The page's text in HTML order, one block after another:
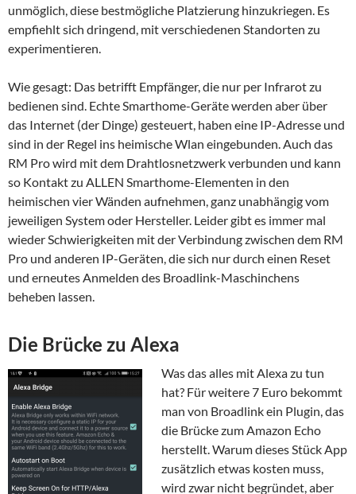
unmöglich, diese bestmögliche Platzierung hinzukriegen. Es
empfiehlt sich dringend, mit verschiedenen Standorten zu
experimentieren.
Wie gesagt: Das betrifft Empfänger, die nur per Infrarot zu
bedienen sind. Echte Smarthome-Geräte werden aber über
das Internet (der Dinge) gesteuert, haben eine IP-Adresse und
sind in der Regel ins heimische Wlan eingebunden. Auch das
RM Pro wird mit dem Drahtlosnetzwerk verbunden und kann
so Kontakt zu ALLEN Smarthome-Elementen in den
heimischen vier Wänden aufnehmen, ganz unabhängig vom
jeweiligen System oder Hersteller. Leider gibt es immer mal
wieder Schwierigkeiten mit der Verbindung zwischen dem RM
Pro und anderen IP-Geräten, die sich nur durch einen Reset
und erneutes Anmelden des Broadlink-Maschinchens
beheben lassen.
Die Brücke zu Alexa
Was das alles mit Alexa zu tun
hat? Für weitere 7 Euro bekommt
man von Broadlink ein Plugin, das
die Brücke zum Amazon Echo
herstellt. Warum dieses Stück App
zusätzlich etwas kosten muss,
wird zwar nicht begründet, aber